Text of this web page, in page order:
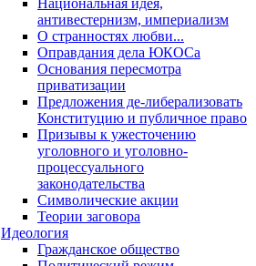
Национальная идея,
антивестернизм, империализм
О странностях любви...
Оправдания дела ЮКОСа
Основания пересмотра
приватизации
Предложения де-либерализовать
Конституцию и публичное право
Призывы к ужесточению
уголовного и уголовно-
процессуального
законодательства
Символические акции
Теории заговора
Идеология
Гражданское общество